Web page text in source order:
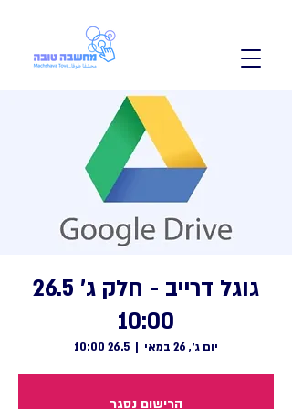
גוגל דרייב - חלק ג' 26.5
10:00
יום ג׳, 26 במאי
  |
26.5 10:00
הרישום נסגר